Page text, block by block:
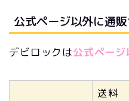
公式ページ以外に通
デビロックは公式ページ
送料